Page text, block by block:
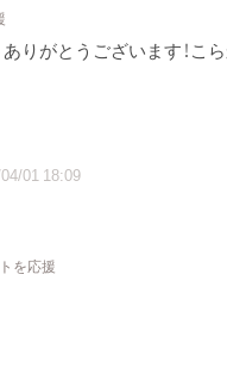
りがとうございます！こ
01 18:09
を応援